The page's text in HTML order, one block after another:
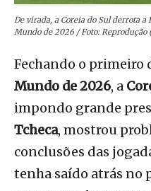
De virada, a Coreia do Sul derrota a
Mundo de 2026 / Foto: Reprodução
Fechando o primeiro
Mundo de 2026, a
impondo grande
Tcheca, mostrou
conclusões das
tenha saído atrás no